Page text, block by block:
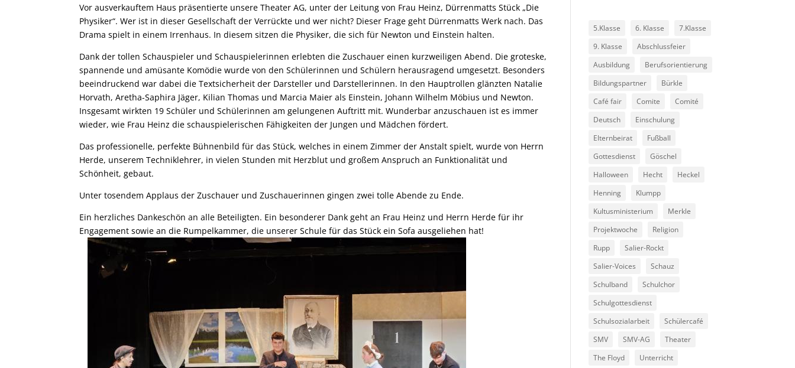
Vor ausverkauftem Haus präsentierte unsere Theater AG, unter der Leitung von Frau Heinz, Dürrenmatts Stück „Die
Physiker“. Wer ist in dieser Gesellschaft der Verrückte und wer nicht? Dieser Frage geht Dürrenmatts Werk nach. Das
Drama spielt in einem Irrenhaus. In diesem sitzen die Physiker, die sich für Newton und Einstein halten.
Dank der tollen Schauspieler und Schauspielerinnen erlebten die Zuschauer einen kurzweiligen Abend. Die groteske,
spannende und amüsante Komödie wurde von den Schülerinnen und Schülern herausragend umgesetzt. Besonders
beeindruckend war dabei die Textsicherheit der Darsteller und Darstellerinnen. In den Hauptrollen glänzten Natalie
Horvath, Aretha-Saphira Jäger, Kilian Thomas und Marcia Maier als Einstein, Johann Wilhelm Möbius und Newton.
Insgesamt wirkten 19 Schüler und Schülerinnen am gelungenen Auftritt mit. Wunderbar anzuschauen ist es immer
wieder, wie Frau Heinz die schauspielerischen Fähigkeiten der Jungen und Mädchen fördert.
Das professionelle, perfekte Bühnenbild für das Stück, welches in einem Zimmer der Anstalt spielt, wurde von Herrn
Herde, unserem Techniklehrer, in vielen Stunden mit Herzblut und großem Anspruch an Funktionalität und
Schönheit, gebaut.
Unter tosendem Applaus der Zuschauer und Zuschauerinnen gingen zwei tolle Abende zu Ende.
Ein herzliches Dankeschön an alle Beteiligten. Ein besonderer Dank geht an Frau Heinz und Herrn Herde für ihr
Engagement sowie an die Rumpelkammer, die unserer Schule für das Stück ein Sofa ausgeliehen hat!
5.Klasse 6. Klasse
7.Klasse
9. Klasse
Abschlussfeier
Ausbildung
Berufsorientierung
Bildungspartner
Bürkle
Café fair
Comite
Comité
Deutsch
Einschulung
Elternbeirat
Fußball
Gottesdienst
Göschel
Halloween
Hecht
Heckel
Henning
Klumpp
Kultusministerium
Merkle
Projektwoche
Religion
Rupp
Salier-Rockt
Salier-Voices
Schauz
Schulband
Schulchor
Schulgottesdienst
Schulsozialarbeit
Schülercafé
SMV
SMV-AG
Theater
The Floyd
Unterricht